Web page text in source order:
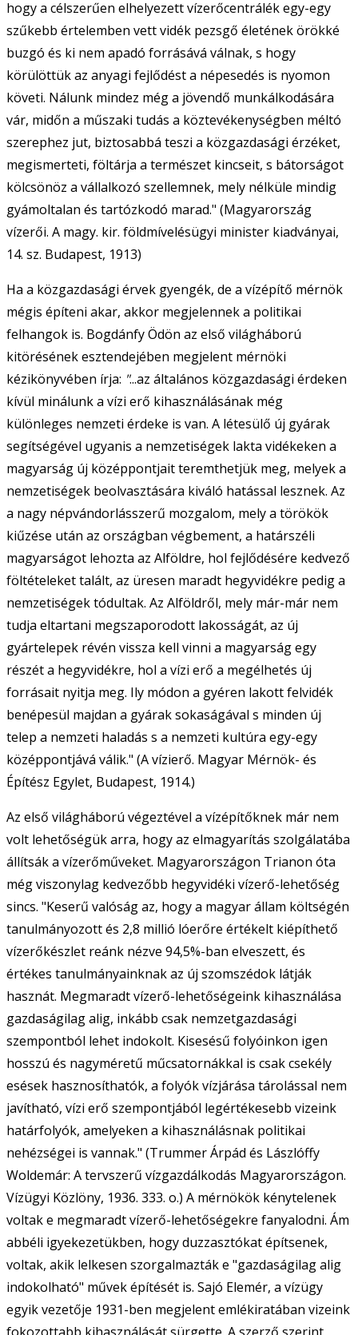
hogy a célszerűen elhelyezett vízerőcentrálék egy-egy
szűkebb értelemben vett vidék pezsgő életének örökké
buzgó és ki nem apadó forrásává válnak, s hogy
körülöttük az anyagi fejlődést a népesedés is nyomon
követi. Nálunk mindez még a jövendő munkálkodására
vár, midőn a műszaki tudás a köztevékenységben méltó
szerephez jut, biztosabbá teszi a közgazdasági érzéket,
megismerteti, föltárja a természet kincseit, s bátorságot
kölcsönöz a vállalkozó szellemnek, mely nélküle mindig
gyámoltalan és tartózkodó marad." (Magyarország
vízerői. A magy. kir. földmívelésügyi minister kiadványai,
14. sz. Budapest, 1913)
Ha a közgazdasági érvek gyengék, de a vízépítő mérnök
mégis építeni akar, akkor megjelennek a politikai
felhangok is. Bogdánfy Ödön az első világháború
kitörésének esztendejében megjelent mérnöki
kézikönyvében írja: "...az általános közgazdasági érdeken
kívül minálunk a vízi erő kihasználásának még
különleges nemzeti érdeke is van. A létesülő új gyárak
segítségével ugyanis a nemzetiségek lakta vidékeken a
magyarság új középpontjait teremthetjük meg, melyek a
nemzetiségek beolvasztására kiváló hatással lesznek. Az
a nagy népvándorlásszerű mozgalom, mely a törökök
kiűzése után az országban végbement, a határszéli
magyarságot lehozta az Alföldre, hol fejlődésére kedvező
föltételeket talált, az üresen maradt hegyvidékre pedig a
nemzetiségek tódultak. Az Alföldről, mely már-már nem
tudja eltartani megszaporodott lakosságát, az új
gyártelepek révén vissza kell vinni a magyarság egy
részét a hegyvidékre, hol a vízi erő a megélhetés új
forrásait nyitja meg. Ily módon a gyéren lakott felvidék
benépesül majdan a gyárak sokaságával s minden új
telep a nemzeti haladás s a nemzeti kultúra egy-egy
középpontjává válik." (A vízierő. Magyar Mérnök- és
Építész Egylet, Budapest, 1914.)
Az első világháború végeztével a vízépítőknek már nem
volt lehetőségük arra, hogy az elmagyarítás szolgálatába
állítsák a vízerőműveket. Magyarországon Trianon óta
még viszonylag kedvezőbb hegyvidéki vízerő-lehetőség
sincs. "Keserű valóság az, hogy a magyar állam költségén
tanulmányozott és 2,8 millió lóerőre értékelt kiépíthető
vízerőkészlet reánk nézve 94,5%-ban elveszett, és
értékes tanulmányainknak az új szomszédok látják
hasznát. Megmaradt vízerő-lehetőségeink kihasználása
gazdaságilag alig, inkább csak nemzetgazdasági
szempontból lehet indokolt. Kisesésű folyóinkon igen
hosszú és nagyméretű műcsatornákkal is csak csekély
esések hasznosíthatók, a folyók vízjárása tárolással nem
javítható, vízi erő szempontjából legértékesebb vizeink
határfolyók, amelyeken a kihasználásnak politikai
nehézségei is vannak." (Trummer Árpád és Lászlóffy
Woldemár: A tervszerű vízgazdálkodás Magyarországon.
Vízügyi Közlöny, 1936. 333. o.) A mérnökök kénytelenek
voltak e megmaradt vízerő-lehetőségekre fanyalodni. Ám
abbéli igyekezetükben, hogy duzzasztókat építsenek,
voltak, akik lelkesen szorgalmazták e "gazdaságilag alig
indokolható" művek építését is. Sajó Elemér, a vízügy
egyik vezetője 1931-ben megjelent emlékiratában vizeink